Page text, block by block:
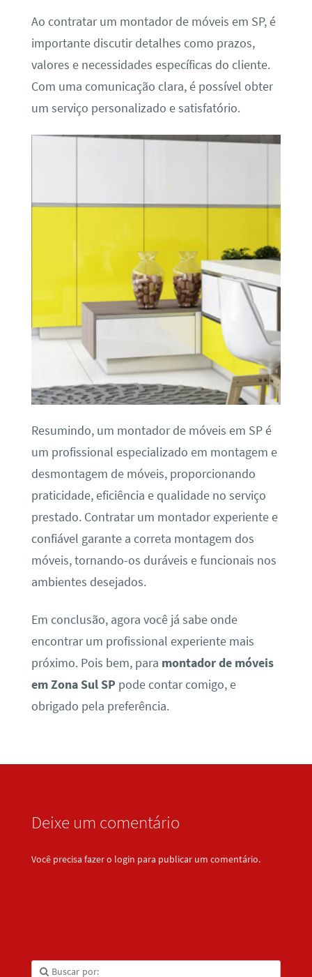
Ao contratar um montador de móveis em SP, é
importante discutir detalhes como prazos,
valores e necessidades específicas do cliente.
Com uma comunicação clara, é possível obter
um serviço personalizado e satisfatório.
Resumindo, um montador de móveis em SP é
um profissional especializado em montagem e
desmontagem de móveis, proporcionando
praticidade, eficiência e qualidade no serviço
prestado. Contratar um montador experiente e
confiável garante a correta montagem dos
móveis, tornando-os duráveis e funcionais nos
ambientes desejados.
Em conclusão, agora você já sabe onde
encontrar um profissional experiente mais
próximo. Pois bem, para montador de móveis
em Zona Sul SP pode contar comigo, e
obrigado pela preferência.
Deixe um comentário
Você precisa fazer o login para publicar um comentário.